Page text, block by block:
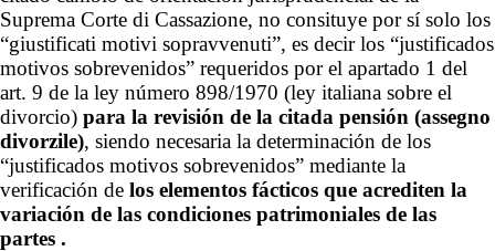
Suprema Corte di Cassazione, no consituye por sí solo los
“giustificati motivi sopravvenuti”, es decir los “justificados
motivos sobrevenidos” requeridos por el apartado 1 del
art. 9 de la ley número 898/1970 (ley italiana sobre el
divorcio) para la revisión de la citada pensión (assegno
divorzile), siendo necesaria la determinación de los
“justificados motivos sobrevenidos” mediante la
verificación de los elementos fácticos que acrediten la
variación de las condiciones patrimoniales de las
partes .